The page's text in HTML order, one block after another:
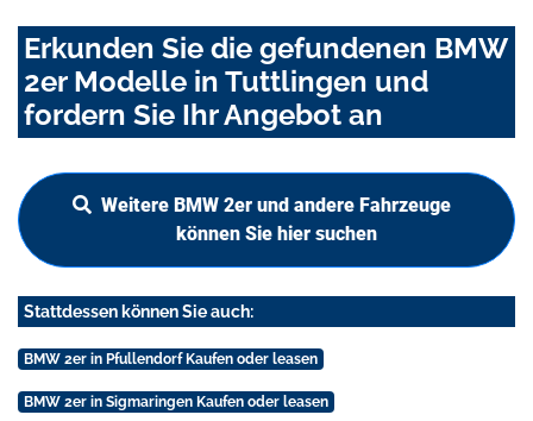
Erkunden Sie die gefundenen BMW
2er Modelle in Tuttlingen und
fordern Sie Ihr Angebot an
Weitere BMW 2er und andere Fahrzeuge
können Sie hier suchen
Stattdessen können Sie auch:
BMW 2er in Pfullendorf Kaufen oder leasen
BMW 2er in Sigmaringen Kaufen oder leasen